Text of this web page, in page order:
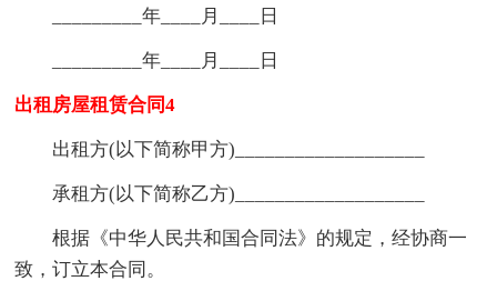
_________年____月____日
_________年____月____日
出租房屋租赁合同4
出租方(以下简称甲方)___________________
承租方(以下简称乙方)___________________
根据《中华人民共和国合同法》的规定，经协商一
致，订立本合同。